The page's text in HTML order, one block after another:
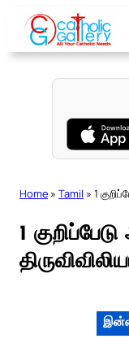
content
Home » Tamil » 1
1